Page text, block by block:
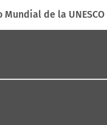
de la